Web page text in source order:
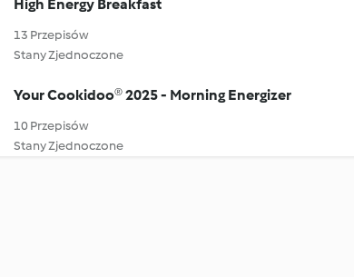
High Energy Breakfast
13 Przepisów
Stany Zjednoczone
Your Cookidoo® 2025 - Morning Energizer
10 Przepisów
Stany Zjednoczone